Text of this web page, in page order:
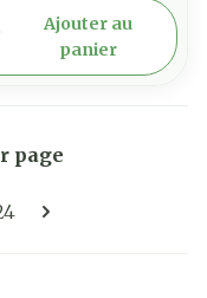
Ajouter au
panier
la page
page